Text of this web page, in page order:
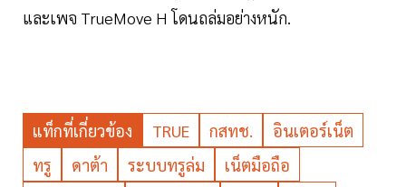
และเพจ TrueMove H โดนถล่มอย่างหนัก.
แท็กที่เกี่ยวข้อง TRUE กสทช.
อินเตอร์เน็ต
ทรู
ดาต้า ระบบทรูล่ม เน็ตมือถือ